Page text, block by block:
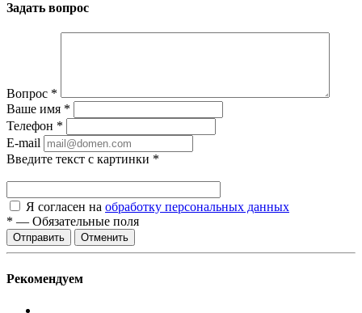
Задать вопрос
Вопрос *
Ваше имя *
Телефон *
E-mail
Введите текст с картинки *
Я согласен на обработку персональных данных
* — Обязательные поля
Отменить
Рекомендуем